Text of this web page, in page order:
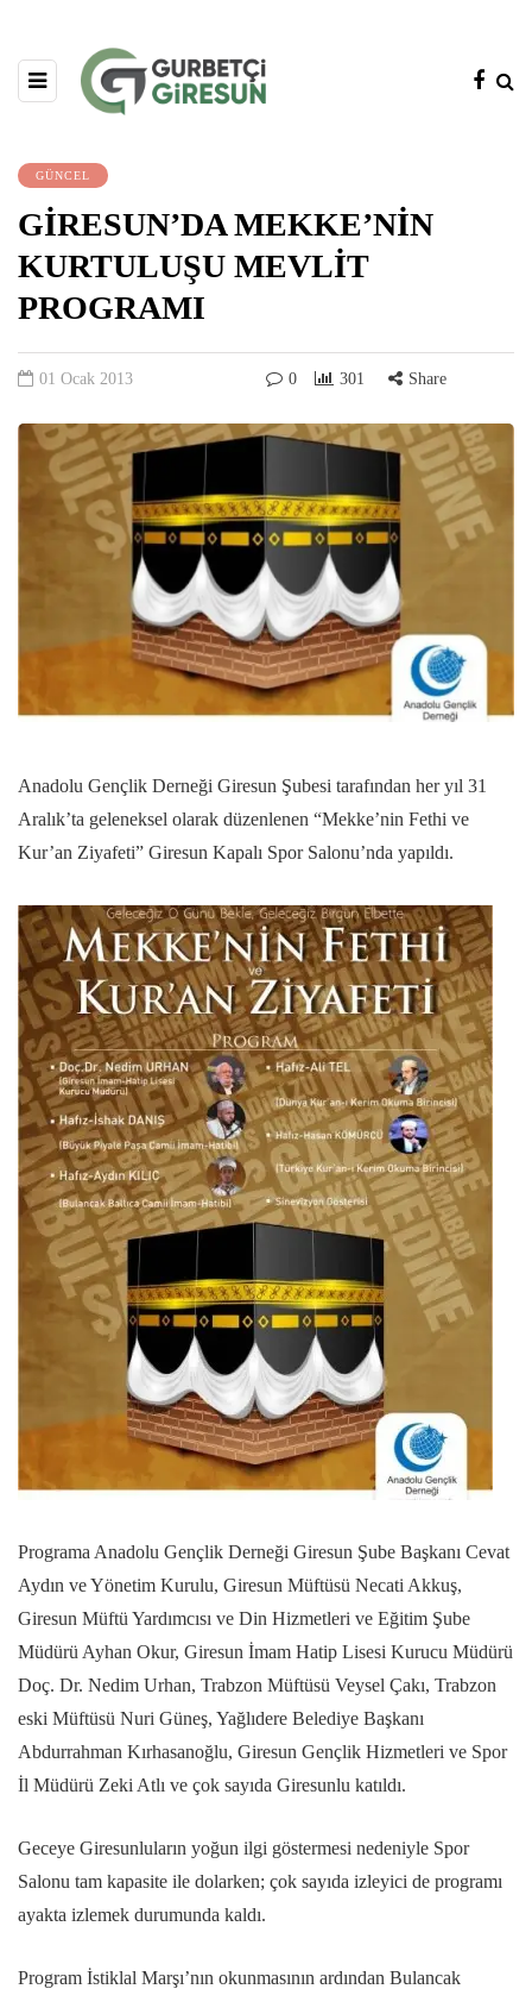
GÜNCEL
GİRESUN’DA MEKKE’NİN
KURTULUŞU MEVLİT
PROGRAMI
01 Ocak 2013 0 301 Share
Anadolu Gençlik Derneği Giresun Şubesi tarafından her yıl 31
Aralık’ta geleneksel olarak düzenlenen “Mekke’nin Fethi ve
Kur’an Ziyafeti” Giresun Kapalı Spor Salonu’nda yapıldı.
Programa Anadolu Gençlik Derneği Giresun Şube Başkanı Cevat
Aydın ve Yönetim Kurulu, Giresun Müftüsü Necati Akkuş,
Giresun Müftü Yardımcısı ve Din Hizmetleri ve Eğitim Şube
Müdürü Ayhan Okur, Giresun İmam Hatip Lisesi Kurucu Müdürü
Doç. Dr. Nedim Urhan, Trabzon Müftüsü Veysel Çakı, Trabzon
eski Müftüsü Nuri Güneş, Yağlıdere Belediye Başkanı
Abdurrahman Kırhasanoğlu, Giresun Gençlik Hizmetleri ve Spor
İl Müdürü Zeki Atlı ve çok sayıda Giresunlu katıldı.
Geceye Giresunluların yoğun ilgi göstermesi nedeniyle Spor
Salonu tam kapasite ile dolarken; çok sayıda izleyici de programı
ayakta izlemek durumunda kaldı.
Program İstiklal Marşı’nın okunmasının ardından Bulancak